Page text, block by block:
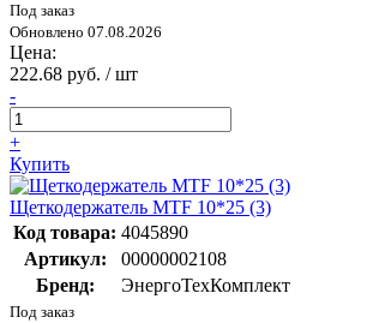
Под заказ
Обновлено 07.08.2026
Цена:
222.68 руб. / шт
-
+
Купить
Щеткодержатель MTF 10*25 (3)
Код товара: 4045890
Артикул:
00000002108
Бренд:
ЭнергоТехКомплект
Под заказ